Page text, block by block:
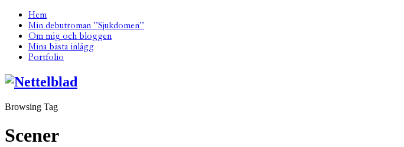
Hem
Min debutroman ”Sjukdomen”
Om mig och bloggen
Mina bästa inlägg
Portfolio
Browsing Tag
Scener